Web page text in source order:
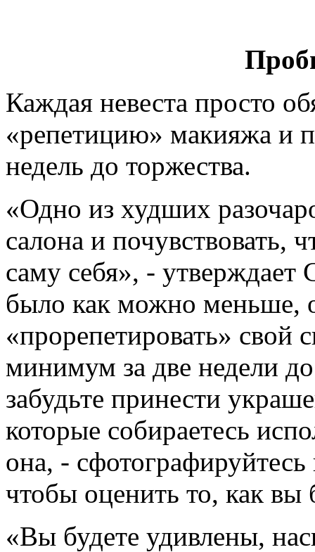
Каждая невеста просто
«репетицию» макияжа и
недель до торжества.
«Одно из худших
салона и почувствовать,
саму себя», - утверждает
было как можно меньше,
«прорепетировать» свой
минимум за две недели
забудьте принести
которые собираетесь
она, -
чтобы оценить то, как вы
«Вы будете удивлены,